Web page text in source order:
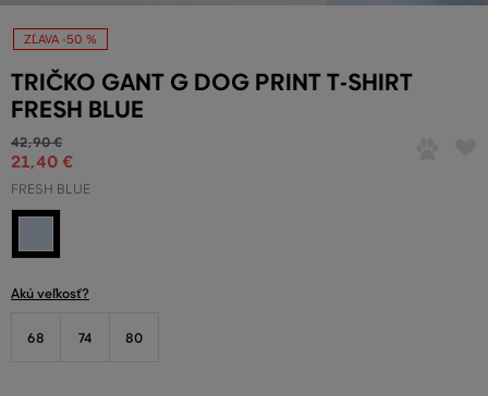
ZĽAVA -50 %
TRIČKO GANT G DOG PRINT T-SHIRT
FRESH BLUE
42,90 €
21,40 €
FRESH BLUE
Akú veľkosť?
68 74 80